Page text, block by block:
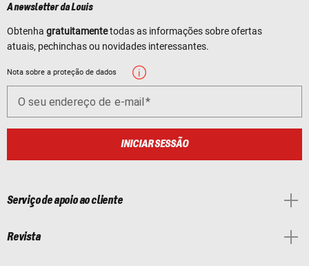
A newsletter da Louis
Obtenha gratuitamentetodas as informações sobre ofertas
atuais, pechinchas ou novidades interessantes.
Nota sobre a proteção de dados
O seu endereço de e-mail
INICIAR SESSÃO
Serviço de apoio ao cliente
Revista